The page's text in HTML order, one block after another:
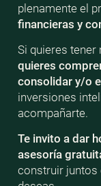
plenamente el
financieras y
Si quieres tener
quieres
consolidar y/o
inversiones
acompañarte.
Te invito a dar
asesoría
construir juntos